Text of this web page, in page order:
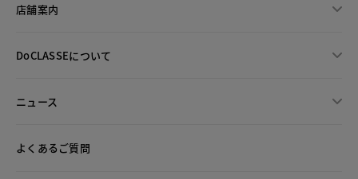
店舗案内
DoCLASSEについて
ニュース
よくあるご質問